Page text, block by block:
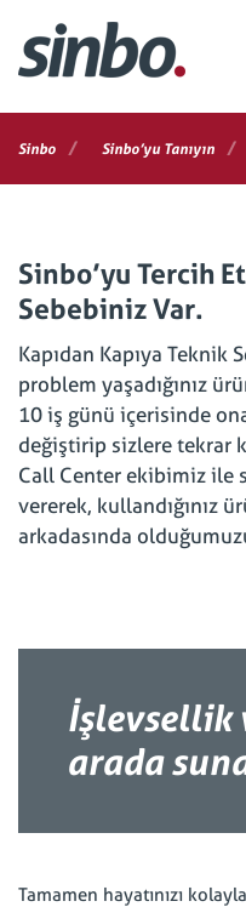
Sinbo / Sinbo’yu Tanıyın /
Sinbo’yu Tercih
Sebebiniz Var.
Kapıdan Kapıya Teknik
problem yaşadığınız
10 iş günü içerisinde
değiştirip sizlere tekrar
Call Center ekibimiz ile
vererek, kullandığınız
arkadasında
İşlevsellik
arada
Tamamen hayatınızı